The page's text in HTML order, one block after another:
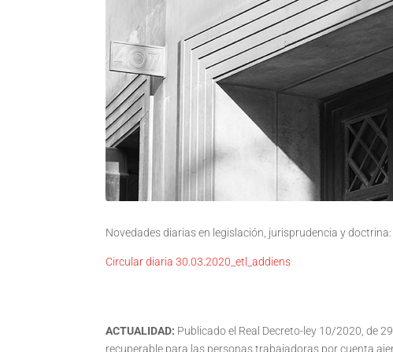
Novedades diarias en legislación, jurisprudencia y
Circular diaria 30.03.2020_etl_addiens
ACTUALIDAD: Publicado el Real Decreto-ley 10/2020, de
recuperable para las personas trabajadoras por cuenta